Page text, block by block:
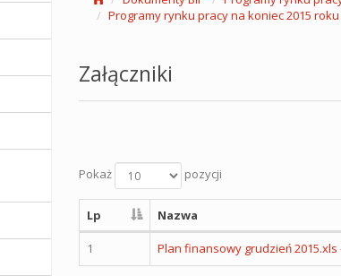
Programy rynku pracy na koniec 2015
Załączniki
Pokaż pozycji
Lp Nazwa
1 Plan finansowy grudzień